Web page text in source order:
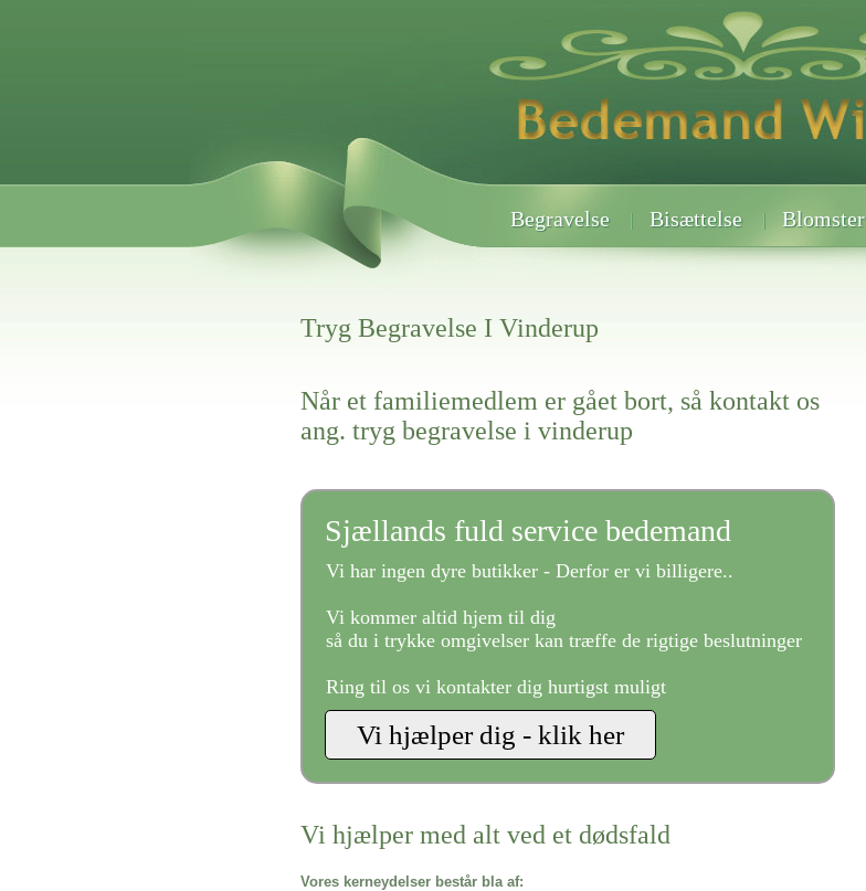
Begravelse Bisættelse Blomster
Tryg Begravelse I Vinderup
Når et familiemedlem er gået bort, så kontakt os
ang. tryg begravelse i vinderup
Sjællands fuld service bedemand
Vi har ingen dyre butikker - Derfor er vi billigere..
Vi kommer altid hjem til dig
så du i trykke omgivelser kan træffe de rigtige beslutninger
Ring til os vi kontakter dig hurtigst muligt
Vi hjælper med alt ved et dødsfald
Vores kerneydelser består bla af: